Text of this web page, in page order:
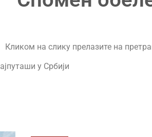
Кликом на слику прелазите на
у Србији